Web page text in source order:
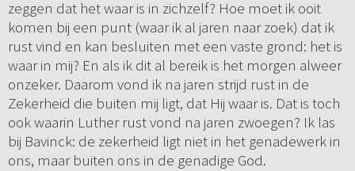
zeggen dat het waar is in zichzelf? Hoe moet ik ooit
komen bij een punt (waar ik al jaren naar zoek) dat ik
rust vind en kan besluiten met een vaste grond: het is
waar in mij? En als ik dit al bereik is het morgen alweer
onzeker. Daarom vond ik na jaren strijd rust in de
Zekerheid die buiten mij ligt, dat Hij waar is. Dat is toch
ook waarin Luther rust vond na jaren zwoegen? Ik las
bij Bavinck: de zekerheid ligt niet in het genadewerk in
ons, maar buiten ons in de genadige God.